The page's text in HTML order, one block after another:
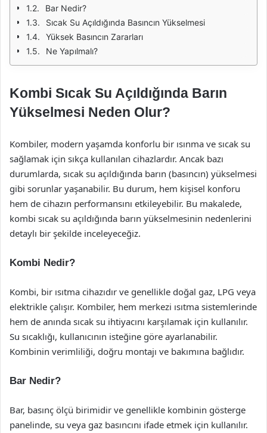
Bar Nedir?
Sıcak Su Açıldığında Basıncın Yükselmesi
Yüksek Basıncın Zararları
Ne Yapılmalı?
Kombi Sıcak Su Açıldığında Barın
Yükselmesi Neden Olur?
Kombiler, modern yaşamda konforlu bir ısınma ve sıcak su
sağlamak için sıkça kullanılan cihazlardır. Ancak bazı
durumlarda, sıcak su açıldığında barın (basıncın) yükselmesi
gibi sorunlar yaşanabilir. Bu durum, hem kişisel konforu
hem de cihazın performansını etkileyebilir. Bu makalede,
kombi sıcak su açıldığında barın yükselmesinin nedenlerini
detaylı bir şekilde inceleyeceğiz.
Kombi Nedir?
Kombi, bir ısıtma cihazıdır ve genellikle doğal gaz, LPG veya
elektrikle çalışır. Kombiler, hem merkezi ısıtma sistemlerinde
hem de anında sıcak su ihtiyacını karşılamak için kullanılır.
Su sıcaklığı, kullanıcının isteğine göre ayarlanabilir.
Kombinin verimliliği, doğru montajı ve bakımına bağlıdır.
Bar Nedir?
Bar, basınç ölçü birimidir ve genellikle kombinin gösterge
panelinde, su veya gaz basıncını ifade etmek için kullanılır.